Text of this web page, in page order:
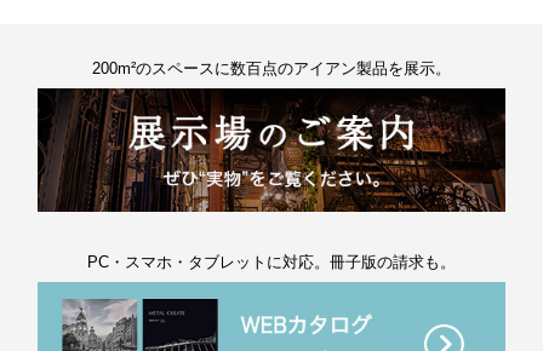
200m²のスペースに数百点のアイアン製品を展示。
PC・スマホ・タブレットに対応。冊子版の請求も。